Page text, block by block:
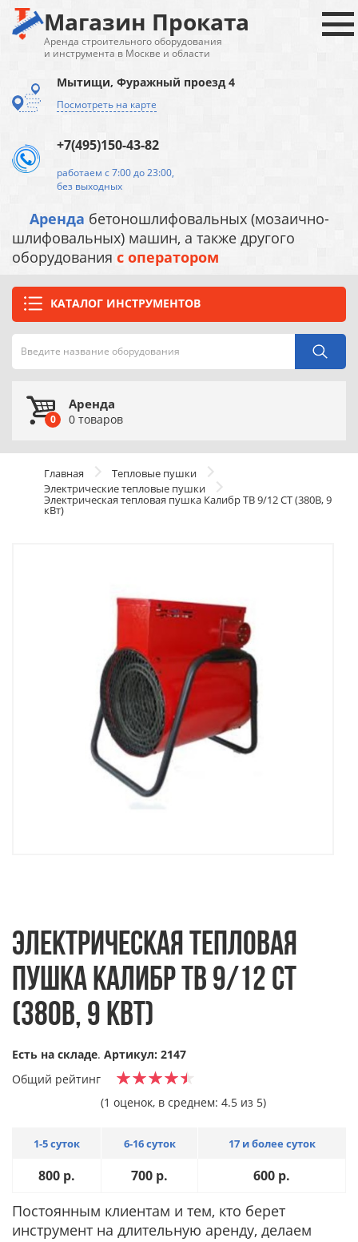
Магазин Проката
Аренда строительного оборудования
и инструмента в Москве и области
Мытищи, Фуражный проезд 4
Посмотреть на карте
+7(495)150-43-82
работаем с 7:00 до 23:00,
без выходных
Аренда бетоношлифовальных (мозаично-
шлифовальных) машин, а также другого
оборудования с оператором
КАТАЛОГ ИНСТРУМЕНТОВ
0
Аренда
0 товаров
Главная
Тепловые пушки
Электрические тепловые пушки
Электрическая тепловая пушка Калибр ТВ 9/12 СТ (380В, 9
кВт)
ЭЛЕКТРИЧЕСКАЯ ТЕПЛОВАЯ
ПУШКА КАЛИБР ТВ 9/12 СТ
(380В, 9 КВТ)
Есть на складе. Артикул: 2147
Общий рейтинг
(1 оценок, в среднем: 4.5 из 5)
1-5 суток 6-16 суток 17 и более суток
800 р. 700 р. 600 р.
Постоянным клиентам и тем, кто берет
инструмент на длительную аренду, делаем